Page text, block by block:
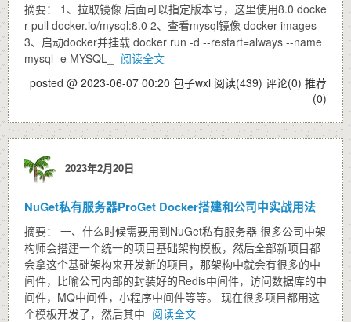
摘要： 1、拉取镜像 后面可以指定版本号，这里使用8.0 docke
r pull docker.io/mysql:8.0 2、查看mysql镜像 docker images
3、启动docker并挂载 docker run -d --restart=always --name
mysql -e MYSQL_
阅读全文
posted @ 2023-06-07 00:20 包子wxl 阅读(439) 评论(0) 推荐
(0)
2023年2月20日
NuGet私有服务器ProGet Docker搭建和公司中实战用法
摘要： 一、什么时候需要用到NuGet私有服务器 很多公司中架
构师会搭建一个统一的项目基础架构模板，然后全部新项目都
会拿这个基础架构来开发新的项目，那架构中就会有很多的中
间件，比喻公司内部的封装好的Redis中间件，访问数据库的中
间件，MQ中间件，小程序中间件等等。 现在很多项目都用这
个模板开发了，然后其中 阅读全文